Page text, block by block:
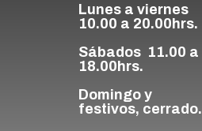
Lunes a viernes
10.00 a 20.00hrs.
Sábados 11.00 a
18.00hrs.
Domingo y
festivos, cerrado.